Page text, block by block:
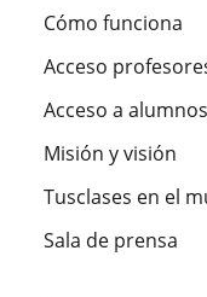
Cómo funciona
Acceso
Acceso a alumnos
Misión y visión
Tusclases en el
Sala de prensa